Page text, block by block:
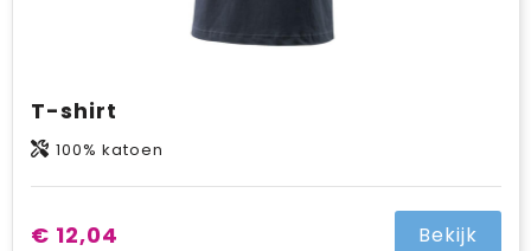
T-shirt
100% katoen
€ 12,04 Bekijk